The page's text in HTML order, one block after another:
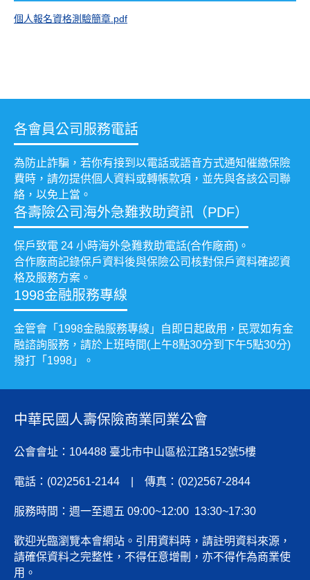
個人報名資格測驗簡章.pdf
各會員公司服務電話
為防止詐騙，若你有接到以電話或語音方式通知催繳保險
費時，請勿提供個人資料或轉帳款項，並先與各該公司聯
絡，以免上當。
各壽險公司海外急難救助資訊（PDF）
保戶致電 24 小時海外急難救助電話(合作廠商)。
合作廠商記錄保戶資料後與保險公司核對保戶資料確認資
格及服務方案。
1998金融服務專線
金管會「1998金融服務專線」自即日起啟用，民眾如有金
融諮詢服務，請於上班時間(上午8點30分到下午5點30分)
撥打「1998」。
中華民國人壽保險商業同業公會
公會會址：104488 臺北市中山區松江路152號5樓
電話：(02)2561-2144 | 傳真：(02)2567-2844
服務時間：週一至週五 09:00~12:00 13:30~17:30
歡迎光臨瀏覽本會網站。引用資料時，請註明資料來源，
請確保資料之完整性，不得任意增刪，亦不得作為商業使
用。